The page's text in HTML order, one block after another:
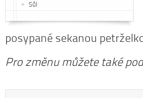
Sůl
posypané sekanou
Pro změnu můžete také